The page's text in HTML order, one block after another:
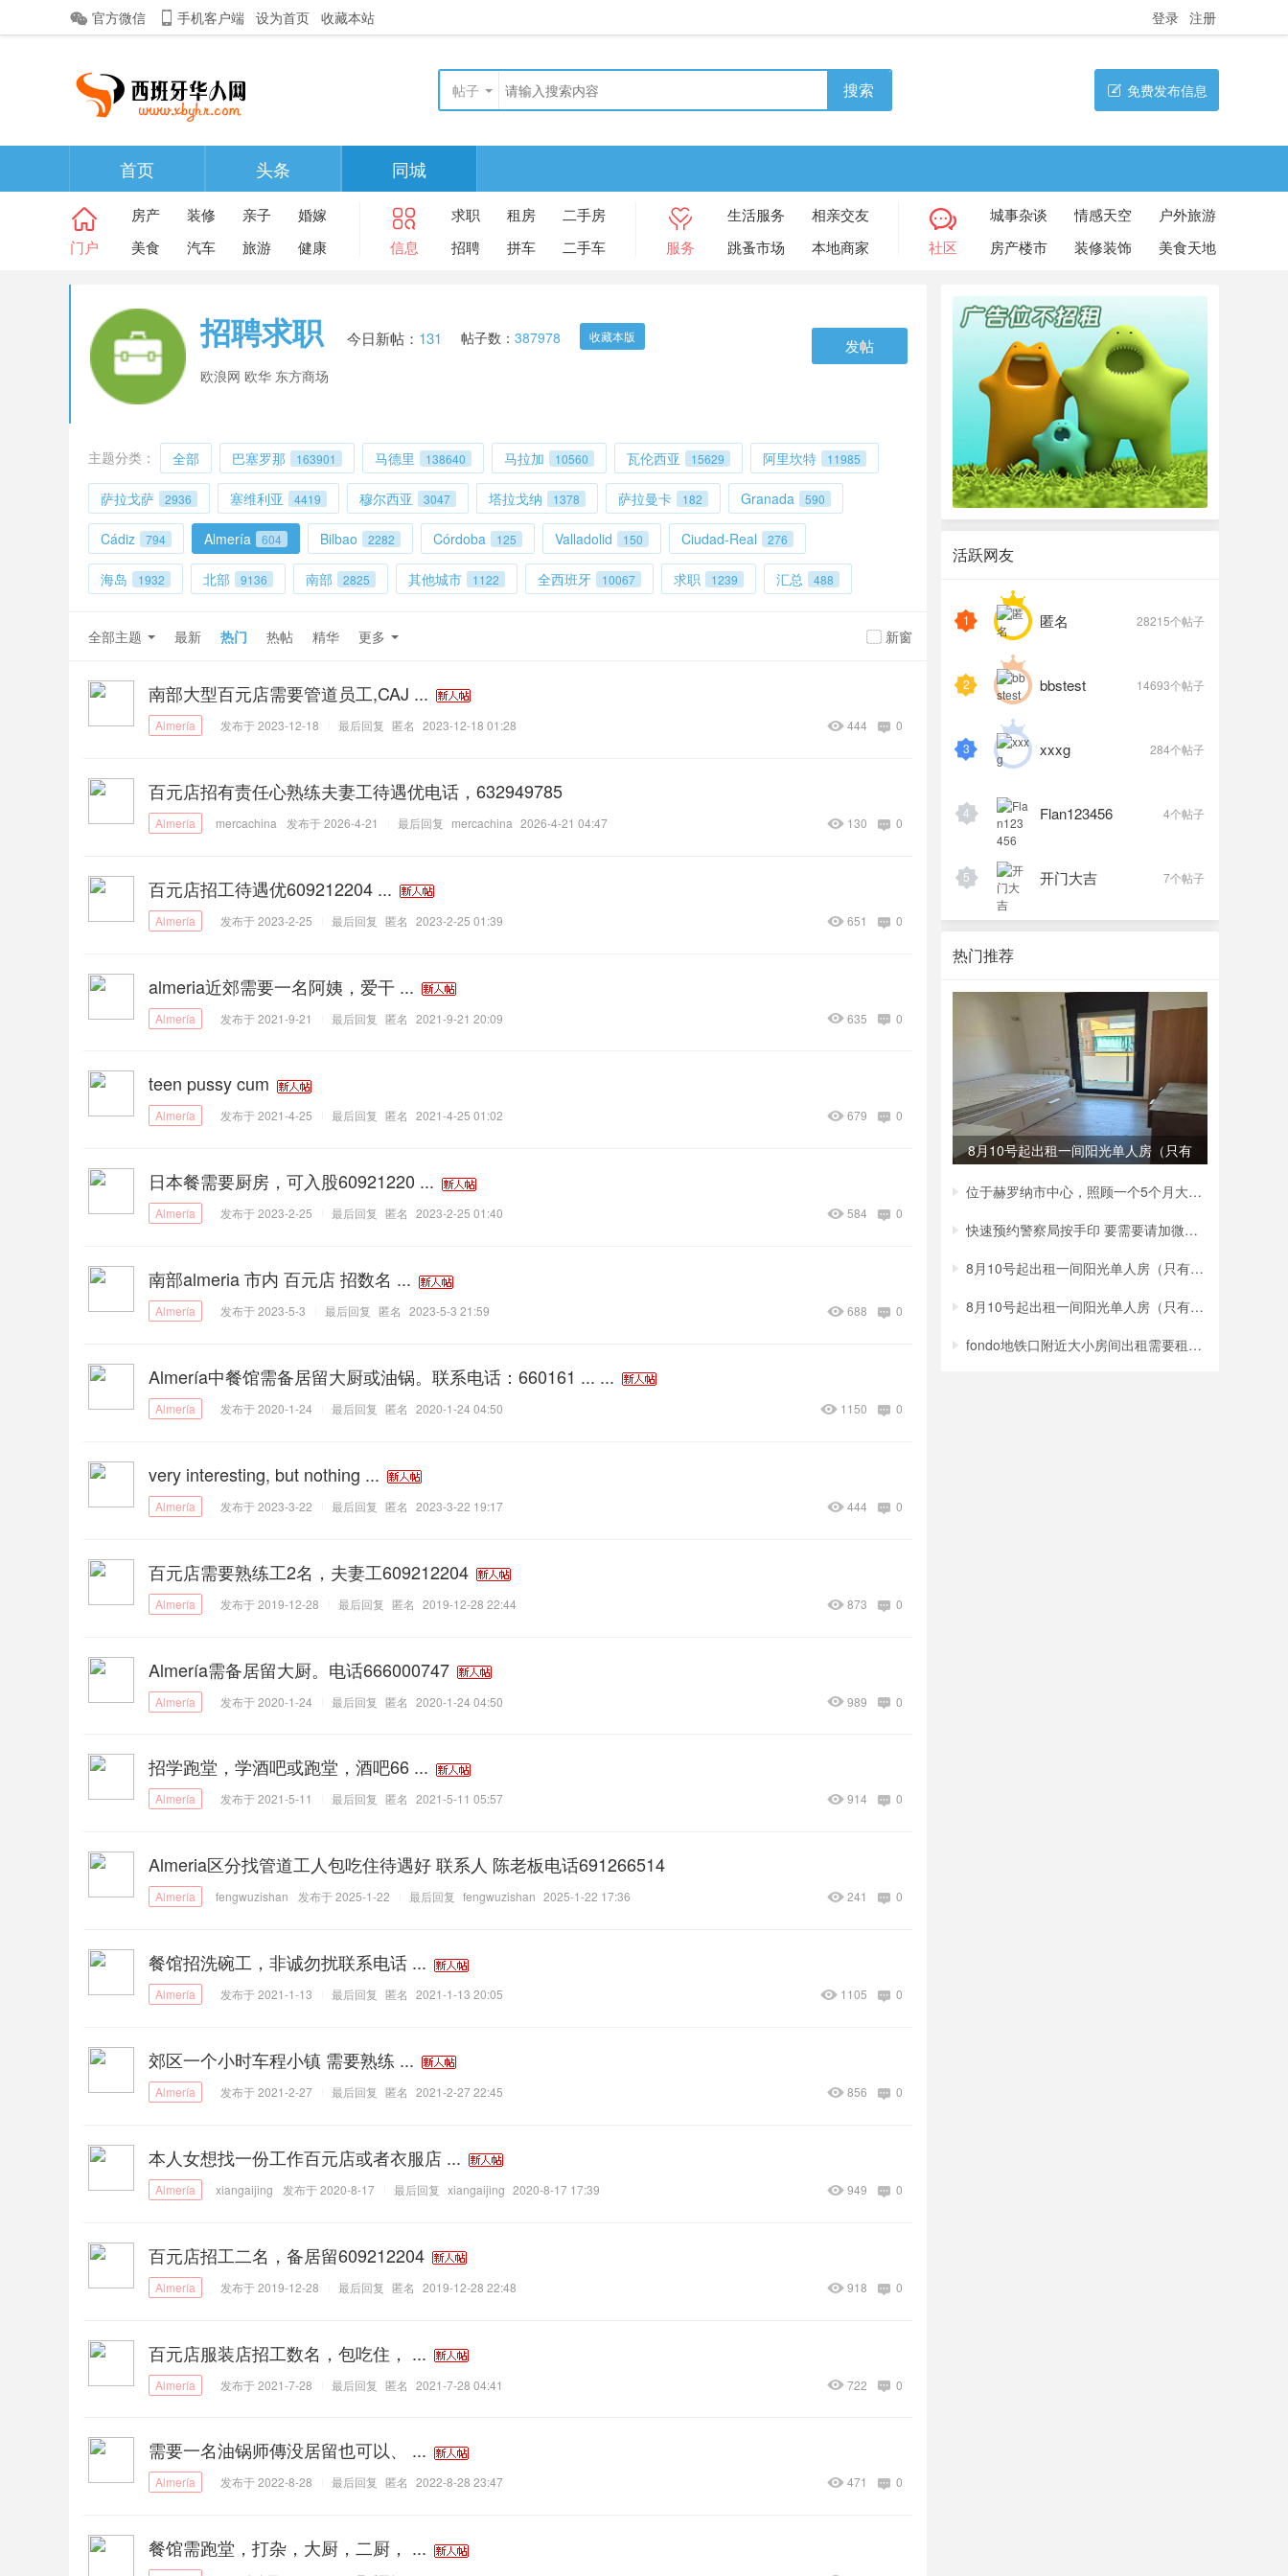
官方微信 手机客户端 设为首页 收藏本站 登录 注册
帖子 搜索 免费发布信息
首页 头条 同城
门户
房产 装修 亲子
婚嫁
美食
汽车 旅游 健康 信息
求职 租房
二手房
招聘
拼车 二手车 服务
生活服务
相亲交友
跳蚤市场
本地商家 社区
城事杂谈 情感天空
户外旅游
房产楼市
装修装饰 美食天地
招聘求职 今日新帖： 131 帖子数： 387978 收藏本版
欧浪网 欧华 东方商场
发帖
主题分类： 全部 巴塞罗那 163901 马德里 138640 马拉加 10560 瓦伦西亚 15629 阿里坎特 11985
萨拉戈萨 2936 塞维利亚 4419 穆尔西亚 3047 塔拉戈纳 1378 萨拉曼卡 182 Granada 590
Cádiz 794 Almería 604 Bilbao 2282 Córdoba 125 Valladolid 150 Ciudad-Real 276
海岛 1932 北部 9136 南部 2825 其他城市 1122 全西班牙 10067 求职 1239 汇总 488
新窗
全部主题 最新 热门 热帖 精华 更多
南部大型百元店需要管道员工,CAJ ...
发布于 2023-12-18 最后回复 匿名 2023-12-18 01:28 0
444
百元店招有责任心熟练夫妻工待遇优电话，632949785
mercachina 发布于 2026-4-21 最后回复 mercachina 2026-4-21 04:47 0
130
百元店招工待遇优609212204 ...
发布于 2023-2-25 最后回复 匿名 2023-2-25 01:39 0
651
almeria近郊需要一名阿姨，爱干 ...
发布于 2021-9-21 最后回复 匿名 2021-9-21 20:09 0
635
teen pussy cum
发布于 2021-4-25 最后回复 匿名 2021-4-25 01:02 0
679
日本餐需要厨房，可入股60921220 ...
发布于 2023-2-25 最后回复 匿名 2023-2-25 01:40 0
584
南部almeria 市内 百元店 招数名 ...
发布于 2023-5-3 最后回复 匿名 2023-5-3 21:59 0
688
Almería中餐馆需备居留大厨或油锅。联系电话：660161 ... ...
发布于 2020-1-24 最后回复 匿名 2020-1-24 04:50 0
1150
very interesting, but nothing ...
发布于 2023-3-22 最后回复 匿名 2023-3-22 19:17 0
444
百元店需要熟练工2名，夫妻工609212204
发布于 2019-12-28 最后回复 匿名 2019-12-28 22:44 0
873
Almería需备居留大厨。电话666000747
发布于 2020-1-24 最后回复 匿名 2020-1-24 04:50 0
989
招学跑堂，学酒吧或跑堂，酒吧66 ...
发布于 2021-5-11 最后回复 匿名 2021-5-11 05:57 0
914
Almeria区分找管道工人包吃住待遇好 联系人 陈老板电话691266514
fengwuzishan 发布于 2025-1-22 最后回复 fengwuzishan 2025-1-22 17:36 0
241
餐馆招洗碗工，非诚勿扰联系电话 ...
发布于 2021-1-13 最后回复 匿名 2021-1-13 20:05 0
1105
郊区一个小时车程小镇 需要熟练 ...
发布于 2021-2-27 最后回复 匿名 2021-2-27 22:45 0
856
本人女想找一份工作百元店或者衣服店 ...
xiangaijing 发布于 2020-8-17 最后回复 xiangaijing 2020-8-17 17:39 0
949
百元店招工二名，备居留609212204
发布于 2019-12-28 最后回复 匿名 2019-12-28 22:48 0
918
百元店服装店招工数名，包吃住， ...
发布于 2021-7-28 最后回复 匿名 2021-7-28 04:41 0
722
需要一名油锅师傳没居留也可以、 ...
发布于 2022-8-28 最后回复 匿名 2022-8-28 23:47 0
471
餐馆需跑堂，打杂，大厨，二厨， ...
活跃网友
1 匿名 28215个帖子
2 bbstest 14693个帖子
3 xxxg 284个帖子
4 Flan123456 4个帖子
5 开门大吉 7个帖子
热门推荐
8月10号起出租一间阳光单人房（只有
位于赫罗纳市中心，照顾一个5个月大的女宝
快速预约警察局按手印 要需要请加微信号600
8月10号起出租一间阳光单人房（只有一张单
8月10号起出租一间阳光单人房（只有一张单
fondo地铁口附近大小房间出租需要租房请来